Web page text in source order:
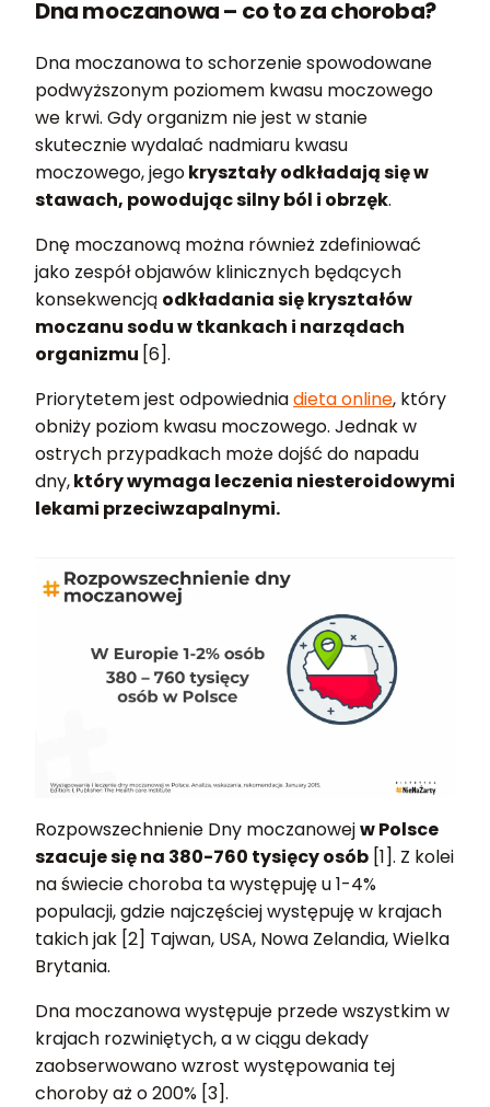
Dna moczanowa – co to za choroba?
Dna moczanowa to schorzenie spowodowane
podwyższonym poziomem kwasu moczowego
we krwi. Gdy organizm nie jest w stanie
skutecznie wydalać nadmiaru kwasu
moczowego, jegokryształy odkładają się w
stawach, powodując silny ból i obrzęk.
Dnę moczanową można również zdefiniować
jako zespół objawów klinicznych będących
konsekwencją odkładania się kryształów
moczanu sodu w tkankach i narządach
organizmu [6].
Priorytetem jest odpowiedniadieta online, który
obniży poziom kwasu moczowego. Jednak w
ostrych przypadkach może dojść do napadu
dny,który wymaga leczenia niesteroidowymi
lekami przeciwzapalnymi.
Rozpowszechnienie Dny moczanowejw Polsce
szacuje się na 380-760 tysięcy osób [1]. Z kolei
na świecie choroba ta występuję u 1-4%
populacji, gdzie najczęściej występuję w krajach
takich jak [2] Tajwan, USA, Nowa Zelandia, Wielka
Brytania.
Dna moczanowa występuje przede wszystkim w
krajach rozwiniętych, a w ciągu dekady
zaobserwowano wzrost występowania tej
choroby aż o 200% [3].